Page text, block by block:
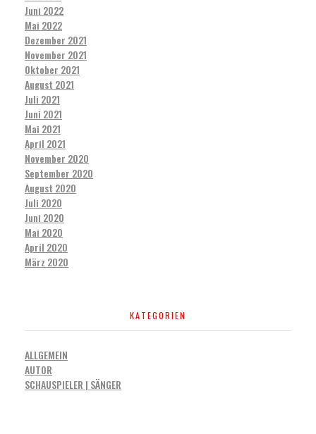
Juni 2022
Mai 2022
Dezember 2021
November 2021
Oktober 2021
August 2021
Juli 2021
Juni 2021
Mai 2021
April 2021
November 2020
September 2020
August 2020
Juli 2020
Juni 2020
Mai 2020
April 2020
März 2020
KATEGORIEN
ALLGEMEIN
AUTOR
SCHAUSPIELER | SÄNGER